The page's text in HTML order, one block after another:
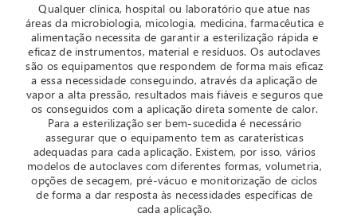
Qualquer clínica, hospital ou laboratório que atue nas
áreas da microbiologia, micologia, medicina, farmacêutica e
alimentação necessita de garantir a esterilização rápida e
eficaz de instrumentos, material e resíduos. Os autoclaves
são os equipamentos que respondem de forma mais eficaz
a essa necessidade conseguindo, através da aplicação de
vapor a alta pressão, resultados mais fiáveis e seguros que
os conseguidos com a aplicação direta somente de calor.
Para a esterilização ser bem-sucedida é necessário
assegurar que o equipamento tem as caraterísticas
adequadas para cada aplicação. Existem, por isso, vários
modelos de autoclaves com diferentes formas, volumetria,
opções de secagem, pré-vácuo e monitorização de ciclos
de forma a dar resposta às necessidades específicas de
cada aplicação.